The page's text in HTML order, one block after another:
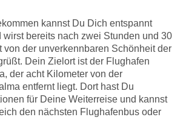
kannst Du Dich entspannt
wirst bereits nach zwei Stunden und 30
von der unverkennbaren Schönheit der
Dein Zielort ist der Flughafen
der acht Kilometer von der
entfernt liegt. Dort hast Du
für Deine Weiterreise und kannst
den nächsten Flughafenbus oder